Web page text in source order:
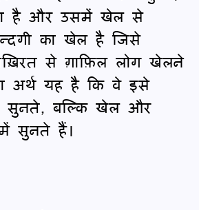
है और उसमें खेल से
का खेल है जिसे
से ग़ाफ़िल लोग खेलने
अर्थ यह है कि वे इसे
सुनते, बल्कि खेल और
सुनते हैं।